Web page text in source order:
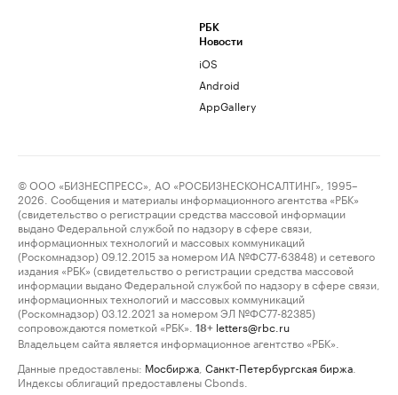
РБК
Новости
iOS
Android
AppGallery
© ООО «БИЗНЕСПРЕСС», АО «РОСБИЗНЕСКОНСАЛТИНГ», 1995–
2026. Сообщения и материалы информационного агентства «РБК»
(свидетельство о регистрации средства массовой информации
выдано Федеральной службой по надзору в сфере связи,
информационных технологий и массовых коммуникаций
(Роскомнадзор) 09.12.2015 за номером ИА №ФС77-63848) и сетевого
издания «РБК» (свидетельство о регистрации средства массовой
информации выдано Федеральной службой по надзору в сфере связи,
информационных технологий и массовых коммуникаций
(Роскомнадзор) 03.12.2021 за номером ЭЛ №ФС77-82385)
сопровождаются пометкой «РБК».
18+ letters@rbc.ru
Владельцем сайта является информационное агентство «РБК».
Данные предоставлены: Мосбиржа Санкт-Петербургская биржа
Индексы облигаций предоставлены Cbonds.